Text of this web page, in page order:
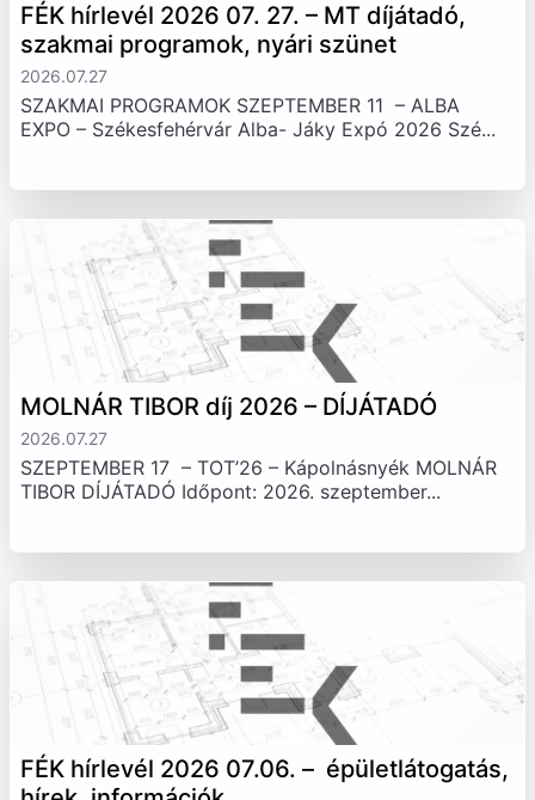
FÉK hírlevél 2026 07. 27. – MT díjátadó,
szakmai programok, nyári szünet
2026.07.27
SZAKMAI PROGRAMOK SZEPTEMBER 11 – ALBA
EXPO – Székesfehérvár Alba- Jáky Expó 2026 Szé...
MOLNÁR TIBOR díj 2026 – DÍJÁTADÓ
2026.07.27
SZEPTEMBER 17 – TOT’26 – Kápolnásnyék MOLNÁR
TIBOR DÍJÁTADÓ Időpont: 2026. szeptember...
FÉK hírlevél 2026 07.06. – épületlátogatás,